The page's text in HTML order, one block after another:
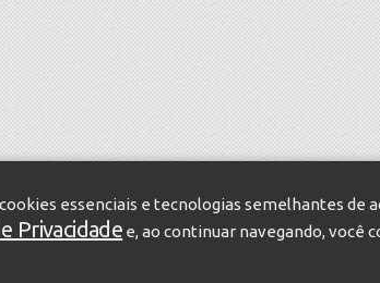
essenciais e tecnologias semelhantes de
Privacidade e, ao continuar navegando, você